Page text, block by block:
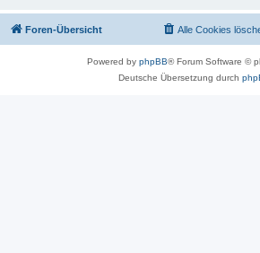
Foren-Übersicht Alle Cookies
Powered by phpBB® Forum Software ©
Deutsche Übersetzung durch